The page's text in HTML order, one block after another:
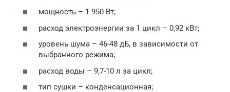
мощность – 1 950 Вт;
расход электроэнергии за 1 цикл – 0,92 кВт;
уровень шума – 46-48 дБ, в зависимости от
выбранного режима;
расход воды – 9,7-10 л за цикл;
тип сушки – конденсационная;